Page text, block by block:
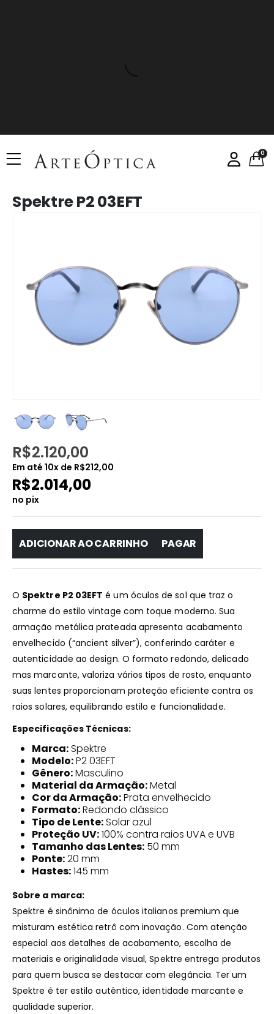
0
Spektre P2 03EFT
R$2.120,00
Em até 10x de R$212,00
R$2.014,00
no pix
ADICIONAR AO CARRINHO PAGAR
O Spektre P2 03EFT é um óculos de sol que traz o
charme do estilo vintage com toque moderno. Sua
armação metálica prateada apresenta acabamento
envelhecido (“ancient silver”), conferindo caráter e
autenticidade ao design. O formato redondo, delicado
mas marcante, valoriza vários tipos de rosto, enquanto
suas lentes proporcionam proteção eficiente contra os
raios solares, equilibrando estilo e funcionalidade.
Especificações Técnicas:
Marca:Spektre
Modelo:P2 03EFT
Gênero:Masculino
Material da Armação:Metal
Cor da Armação:Prata envelhecido
Formato:Redondo clássico
Tipo de Lente:Solar azul
Proteção UV:100% contra raios UVA e UVB
Tamanho das Lentes: 50 mm
Ponte:20 mm
Hastes:145 mm
Sobre a marca:
Spektre é sinônimo de óculos italianos premium que
misturam estética retrô com inovação. Com atenção
especial aos detalhes de acabamento, escolha de
materiais e originalidade visual, Spektre entrega produtos
para quem busca se destacar com elegância. Ter um
Spektre é ter estilo autêntico, identidade marcante e
qualidade superior.